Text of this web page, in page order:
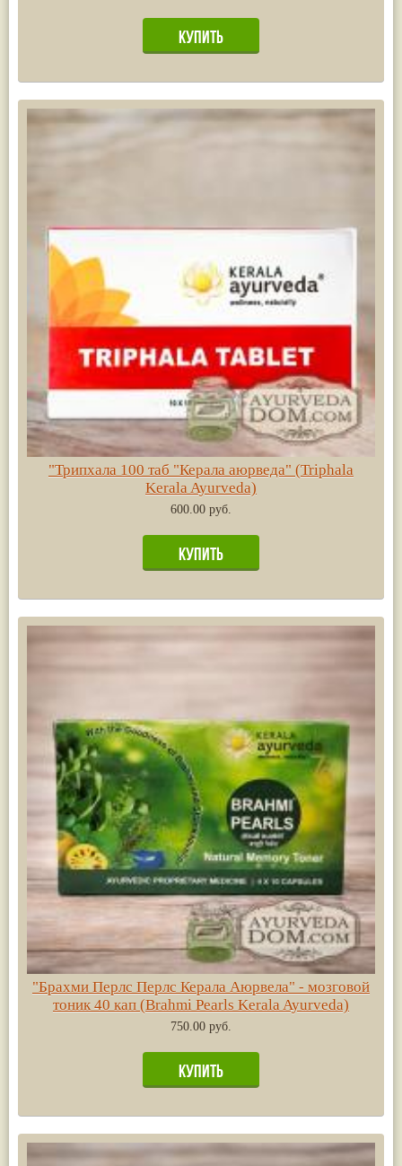
"Трипхала 100 таб "Керала аюрведа" (Triphala
Kerala Ayurveda)
600.00 руб.
"Брахми Перлс Перлс Керала Аюрвела" - мозговой
тоник 40 кап (Brahmi Pearls Kerala Ayurveda)
750.00 руб.